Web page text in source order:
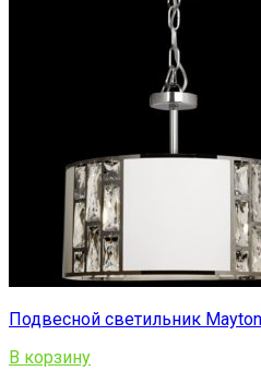
Подвесной светильник
В корзину